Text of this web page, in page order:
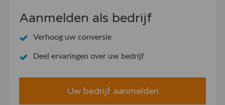
Aanmelden als bedrijf
Verhoog uw conversie
Deel ervaringen over uw bedrijf
Uw bedrijf aanmelden